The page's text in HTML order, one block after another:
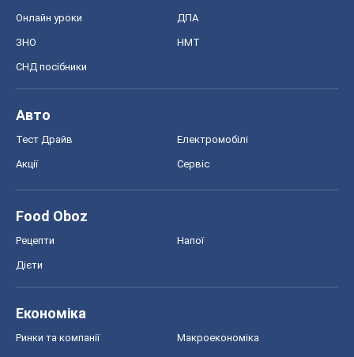
Онлайн уроки ДПА
ЗНО НМТ
СНД посібники
Авто
Тест Драйв Електромобілі
Акції Сервіс
Food Oboz
Рецепти Напої
Дієти
Економіка
Ринки та компанії Макроекономіка